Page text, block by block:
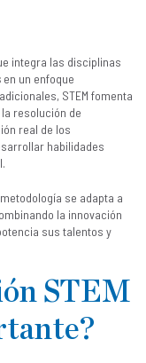
integra las disciplinas
en un enfoque
STEM fomenta
resolución de
real de los
habilidades
se adapta a
la innovación
sus talentos y
STEM